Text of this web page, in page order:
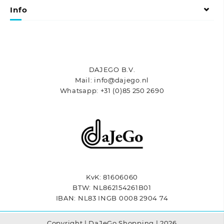
gekozen
worden
Info
DAJEGO B.V.
Mail: info@dajego.nl
Whatsapp: +31 (0)85 250 2690
KvK: 81606060
BTW: NL862154261B01
IBAN: NL83 INGB 0008 2904 74